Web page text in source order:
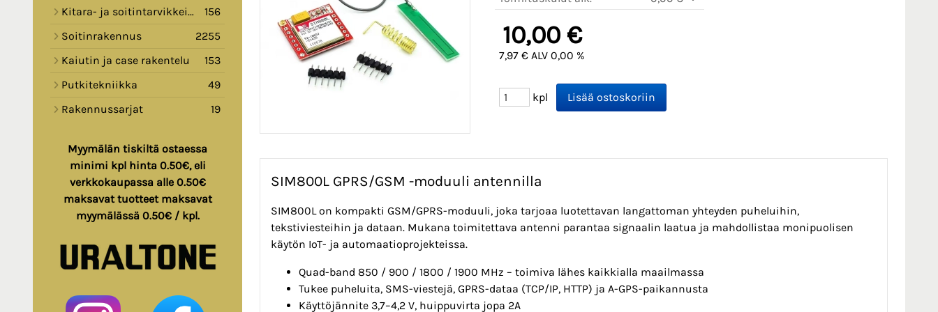
Kitara- ja soitintarvikkeita
156
Soitinrakennus
2255
Kaiutin ja case rakentelu
153
Putkitekniikka
49
Rakennussarjat
19
Myymälän tiskiltä ostaessa
minimi kpl hinta 0.50€, eli
verkkokaupassa alle 0.50€
maksavat tuotteet maksavat
myymälässä 0.50€ / kpl.
10,00 €
7,97 € ALV 0,00 %
kpl
SIM800L GPRS/GSM -moduuli antennilla
SIM800L on kompakti GSM/GPRS-moduuli, joka tarjoaa luotettavan langattoman yhteyden puheluihin,
tekstiviesteihin ja dataan. Mukana toimitettava antenni parantaa signaalin laatua ja mahdollistaa monipuolisen
käytön IoT- ja automaatioprojekteissa.
Quad-band 850 / 900 / 1800 / 1900 MHz – toimiva lähes kaikkialla maailmassa
Tukee puheluita, SMS-viestejä, GPRS-dataa (TCP/IP, HTTP) ja A-GPS-paikannusta
Käyttöjännite 3,7–4,2 V, huippuvirta jopa 2A